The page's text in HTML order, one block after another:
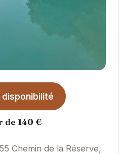
disponibilité
de 140 €
Chemin de la Réserve,